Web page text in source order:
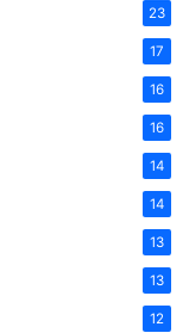
23
17
16
16
14
14
13
13
12